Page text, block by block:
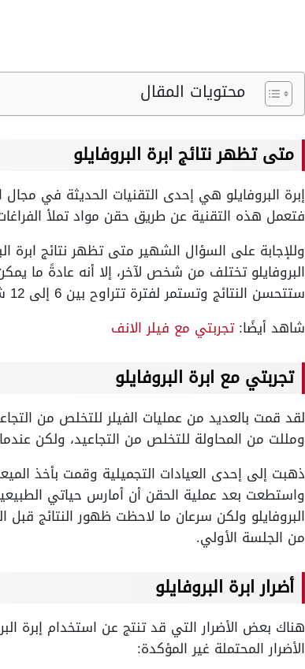
محتويات المقال
متى تظهر نتائج ابرة البروفايلو
إبرة البروفايلو هي إحدى التقنيات الحديثة في
فتعمل هذه التقنية عن طريق حقن مواد تملأ
وللإجابة على السؤال الشهير متى تظهر نتائج ابرة
البروفايلو تختلف من شخص لآخر، إلا أنه عادةً ما
ستتحسن النتائج وتستمر لفترة تتراوح بين 6 إلى 12 شهرًا.
شاهد أيضًا:تجربتي مع فيلر الانف
تجربتي مع ابرة البروفايلو
لقد قمت بالعديد من عمليات الفيلر للتخلص من
ومللت من المحاولة للتخلص من التجاعيد، ولكن
ذهبت إلى إحدى العيادات التجميلية وقمت بأخذ
واستطعت بعد عملية الحقن أن أمارس حياتي
البروفايلو ولكن سرعان ما لاحظت ظهور النتائج قبل
من الجلسة الأولي.
أضرار ابرة البروفايلو
هناك بعض الأضرار التي قد تنتج عن استخدام إبرة
الأضرار المحتملة غير المؤكدة: